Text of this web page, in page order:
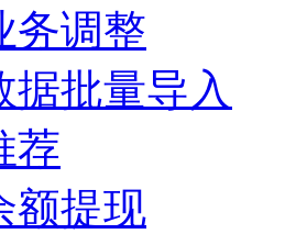
务调整
据批量导入
荐
额提现